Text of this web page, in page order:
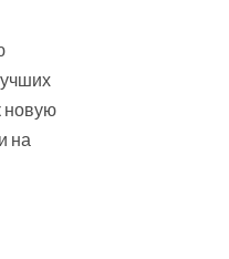
новую
на